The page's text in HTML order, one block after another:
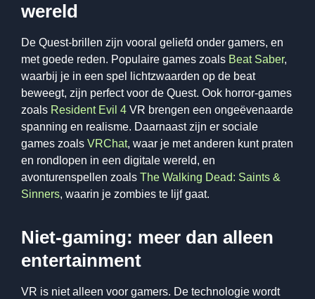
wereld
De Quest-brillen zijn vooral geliefd onder gamers, en
met goede reden. Populaire games zoals Beat Saber,
waarbij je in een spel lichtzwaarden op de beat
beweegt, zijn perfect voor de Quest. Ook horror-games
zoals Resident Evil 4 VR brengen een ongeëvenaarde
spanning en realisme. Daarnaast zijn er sociale
games zoals VRChat, waar je met anderen kunt praten
en rondlopen in een digitale wereld, en
avonturenspellen zoals The Walking Dead: Saints &
Sinners, waarin je zombies te lijf gaat.
Niet-gaming: meer dan alleen
entertainment
VR is niet alleen voor gamers. De technologie wordt